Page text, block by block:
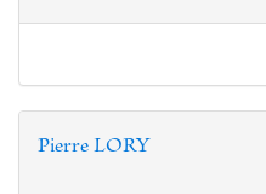
Pierre LORY